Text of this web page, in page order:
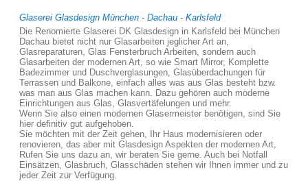
Glaserei Glasdesign München - Dachau - Karlsfeld
Die Renomierte Glaserei DK Glasdesign in Karlsfeld bei München
Dachau bietet nicht nur Glasarbeiten jeglicher Art an,
Glasreparaturen, Glas Fensterbruch Arbeiten, sondern auch
Glasarbeiten der modernen Art, so wie Smart Mirror, Komplette
Badezimmer und Duschverglasungen, Glasüberdachungen für
Terrassen und Balkone, einfach alles was aus Glas besteht bzw.
was man aus Glas machen kann. Dazu gehören auch moderne
Einrichtungen aus Glas, Glasvertäfelungen und mehr.
Wenn Sie also einen modernen Glasermeister benötigen, sind Sie
hier definitiv gut aufgehoben.
Sie möchten mit der Zeit gehen, Ihr Haus modernisieren oder
renovieren, das aber mit Glasdesign Aspekten der modernen Art,
Rufen Sie uns dazu an, wir beraten Sie gerne. Auch bei Notfall
Einsätzen, Glasbruch, Glasschäden stehen wir Ihnen immer und zu
jeder Zeit zur Verfügung.